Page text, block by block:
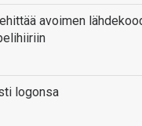
avoimen
logonsa